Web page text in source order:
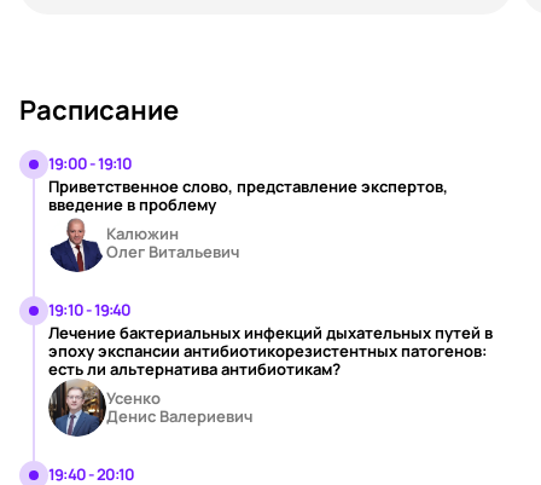
Расписание
19:00 - 19:10
Приветственное слово, представление экспертов,
введение в проблему
Калюжин
Олег Витальевич
19:10 - 19:40
Лечение бактериальных инфекций дыхательных путей в
эпоху экспансии антибиотикорезистентных патогенов:
есть ли альтернатива антибиотикам?
Усенко
Денис Валериевич
19:40 - 20:10